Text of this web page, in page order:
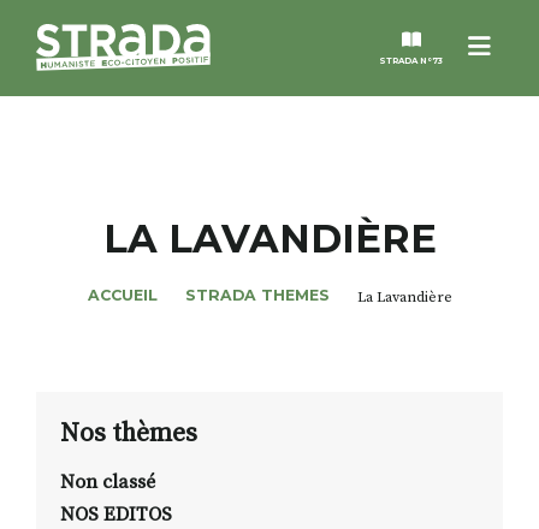
Menu
STRADA N°73
MAGAZINES
NOS THÈMES
ALTER STRADA
ROSÉE DE MAI
LA LAVANDIÈRE
ACCUEIL STRADA THEMES La Lavandière
Nos thèmes
Non classé
NOS EDITOS